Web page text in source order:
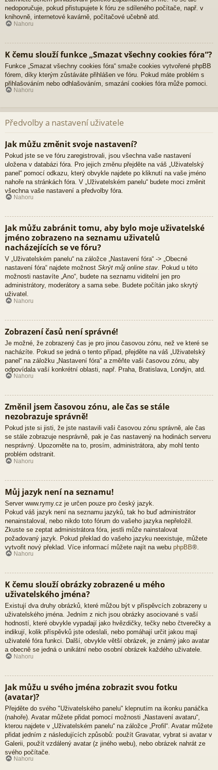
nedoporučuje, pokud přistupujete k fóru ze sdíleného počítače, např. v
knihovně, internetové kavárně, počítačové učebně atd.
Nahoru
K čemu slouží funkce „Smazat všechny cookies fóra“?
Funkce „Smazat všechny cookies fóra“ smaže cookies vytvořené phpBB
fórem, díky kterým zůstáváte přihlášen ve fóru. Pokud máte problém s
přihlašováním nebo odhlašováním, smazání cookies fóra může pomoci.
Nahoru
Předvolby a nastavení uživatele
Jak můžu změnit svoje nastavení?
Pokud jste se ve fóru zaregistrovali, jsou všechna vaše nastavení
uložena v databázi fóra. Pro jejich změnu přejděte na váš „Uživatelský
panel“ pomocí odkazu, který obvykle najdete po kliknutí na vaše jméno
nahoře na stránkách fóra. V „Uživatelském panelu“ budete moci změnit
všechna vaše nastavení a předvolby fóra.
Nahoru
Jak můžu zabránit tomu, aby bylo moje uživatelské
jméno zobrazeno na seznamu uživatelů
nacházejících se ve fóru?
V „Uživatelském panelu“ na záložce „Nastavení fóra“ -> „Obecné
nastavení fóra“ najdete možnost Skrýt můj online stav. Pokud u této
možnosti nastavíte „Ano“, budete na seznamu viditelní jen pro
administrátory, moderátory a sama sebe. Budete počítán jako skrytý
uživatel.
Nahoru
Zobrazení časů není správné!
Je možné, že zobrazený čas je pro jinou časovou zónu, než ve které se
nacházíte. Pokud se jedná o tento případ, přejděte na váš „Uživatelský
panel“ na záložku „Nastavení fóra“ a změňte vaši časovou zónu, aby
odpovídala vaší konkrétní oblasti, např. Praha, Bratislava, Londýn, atd.
Nahoru
Změnil jsem časovou zónu, ale čas se stále
nezobrazuje správně!
Pokud jste si jisti, že jste nastavili vaši časovou zónu správně, ale čas
se stále zobrazuje nesprávně, pak je čas nastavený na hodinách serveru
nesprávný. Upozorněte na to, prosím, administrátora, aby mohl tento
problém odstranit.
Nahoru
Můj jazyk není na seznamu!
Server www.rymy.cz je určen pouze pro český jazyk.
Pokud váš jazyk není na seznamu jazyků, tak ho buď administrátor
nenainstaloval, nebo nikdo toto fórum do vašeho jazyka nepřeložil.
Zkuste se zeptat administrátora fóra, jestli může nainstalovat
požadovaný jazyk. Pokud překlad do vašeho jazyku neexistuje, můžete
vytvořit nový překlad. Více informací můžete najít na webu phpBB®.
Nahoru
K čemu slouží obrázky zobrazené u mého
uživatelského jména?
Existují dva druhy obrázků, které můžou být v příspěvcích zobrazeny u
uživatelského jména. Jedním z nich jsou obrázky asociované s vaší
hodností, které obvykle vypadají jako hvězdičky, tečky nebo čtverečky a
indikují, kolik příspěvků jste odeslali, nebo pomáhají určit jakou mají
uživatelé fóra funkci. Další, obvykle větší obrázek, je známý jako avatar
a obecně se jedná o unikátní nebo osobní obrázek každého uživatele.
Nahoru
Jak můžu u svého jména zobrazit svou fotku
(avatar)?
Přejděte do svého "Uživatelského panelu" klepnutím na ikonku panáčka
(nahoře). Avatar můžete přidat pomocí možnosti „Nastavení avataru“,
kterou najdete v „Uživatelském panelu“ na záložce „Profil“. Avatar můžete
přidat jedním z následujících způsobů: použít Gravatar, vybrat si avatar v
Galerii, použít vzdálený avatar (z jiného webu), nebo obrázek nahrát ze
svého počítače.
Nahoru